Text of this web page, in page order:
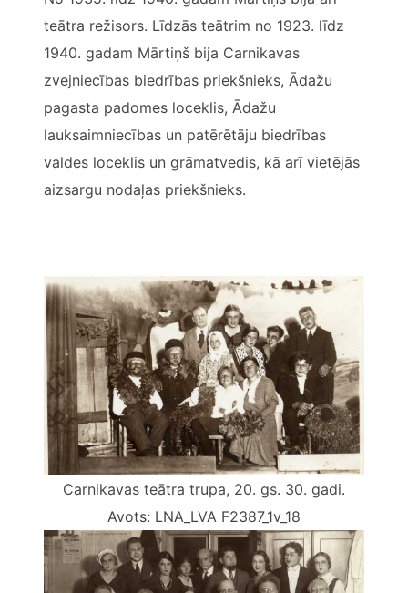
teātra režisors. Līdzās teātrim no 1923. līdz
1940. gadam Mārtiņš bija Carnikavas
zvejniecības biedrības priekšnieks, Ādažu
pagasta padomes loceklis, Ādažu
lauksaimniecības un patērētāju biedrības
valdes loceklis un grāmatvedis, kā arī vietējās
aizsargu nodaļas priekšnieks.
Carnikavas teātra trupa, 20. gs. 30. gadi.
Avots: LNA_LVA F2387_1v_18